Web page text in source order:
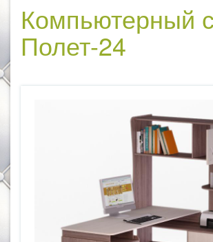
Компьютерный
Полет-24